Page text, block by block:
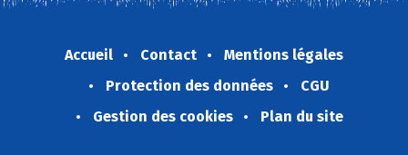
Accueil Contact
Mentions légales
Protection des données
CGU
Gestion des cookies
Plan du site